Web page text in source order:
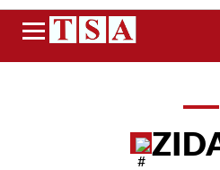
Menu